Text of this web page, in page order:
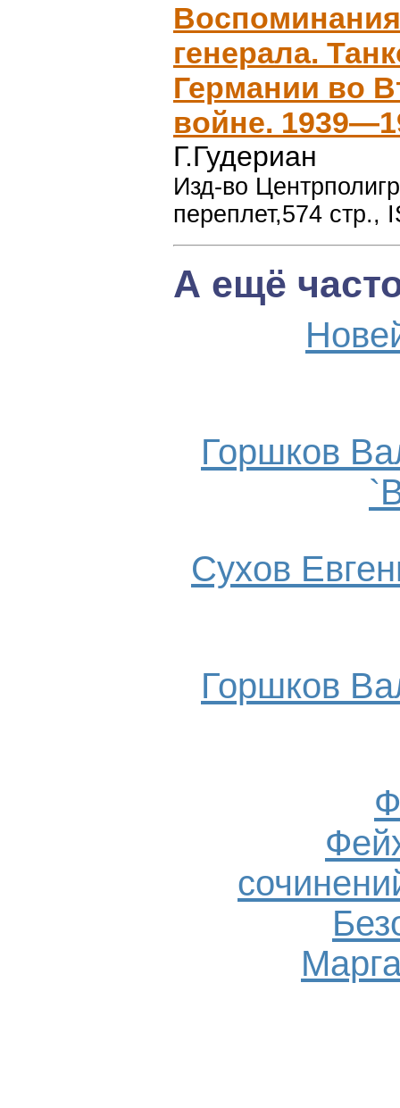
генерала.
Германии во
войне.
Г.Гудериан
Изд-во
переплет,574 стр.,
А ещё
Горшков
Сухов
Горшков